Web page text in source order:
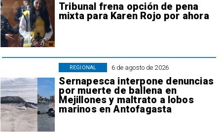
Tribunal frena opción de pena
mixta para Karen Rojo por ahora
6 de agosto de 2026
Sernapesca interpone denuncias
por muerte de ballena en
Mejillones y maltrato a lobos
marinos en Antofagasta
REGIONAL